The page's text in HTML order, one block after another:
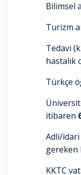
Bilimsel
Turizm
Tedavi
hastalık
Türkçe
itibaren
Adli/idari
gereken
KKTC